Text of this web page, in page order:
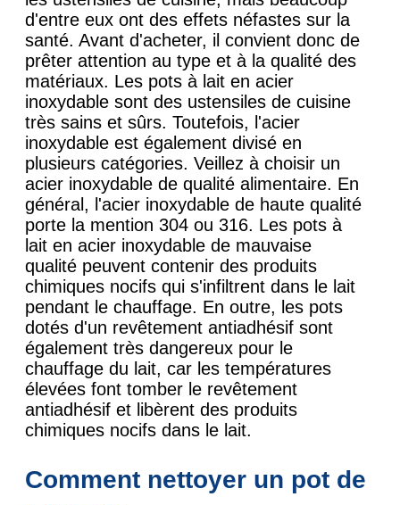
d'entre eux ont des effets néfastes sur la
santé. Avant d'acheter, il convient donc de
prêter attention au type et à la qualité des
matériaux. Les pots à lait en acier
inoxydable sont des ustensiles de cuisine
très sains et sûrs. Toutefois, l'acier
inoxydable est également divisé en
plusieurs catégories. Veillez à choisir un
acier inoxydable de qualité alimentaire. En
général, l'acier inoxydable de haute qualité
porte la mention 304 ou 316. Les pots à
lait en acier inoxydable de mauvaise
qualité peuvent contenir des produits
chimiques nocifs qui s'infiltrent dans le lait
pendant le chauffage. En outre, les pots
dotés d'un revêtement antiadhésif sont
également très dangereux pour le
chauffage du lait, car les températures
élevées font tomber le revêtement
antiadhésif et libèrent des produits
chimiques nocifs dans le lait.
Comment nettoyer un pot de